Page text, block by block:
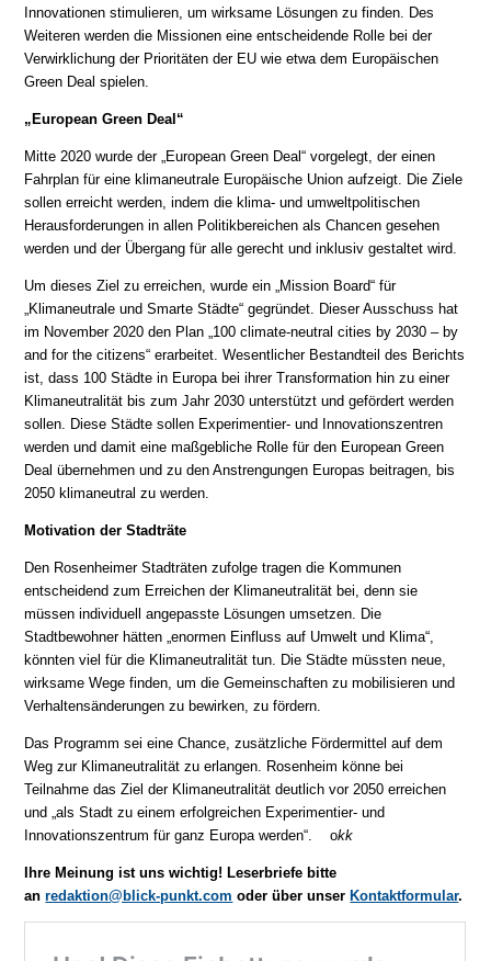
Innovationen stimulieren, um wirksame Lösungen zu finden. Des
Weiteren werden die Missionen eine entscheidende Rolle bei der
Verwirklichung der Prioritäten der EU wie etwa dem Europäischen
Green Deal spielen.
„European Green Deal“
Mitte 2020 wurde der „European Green Deal“ vorgelegt, der einen
Fahrplan für eine klimaneutrale Europäische Union aufzeigt. Die Ziele
sollen erreicht werden, indem die klima- und umweltpolitischen
Herausforderungen in allen Politikbereichen als Chancen gesehen
werden und der Übergang für alle gerecht und inklusiv gestaltet wird.
Um dieses Ziel zu erreichen, wurde ein „Mission Board“ für
„Klimaneutrale und Smarte Städte“ gegründet. Dieser Ausschuss hat
im November 2020 den Plan „100 climate-neutral cities by 2030 – by
and for the citizens“ erarbeitet. Wesentlicher Bestandteil des Berichts
ist, dass 100 Städte in Europa bei ihrer Transformation hin zu einer
Klimaneutralität bis zum Jahr 2030 unterstützt und gefördert werden
sollen. Diese Städte sollen Experimentier- und Innovationszentren
werden und damit eine maßgebliche Rolle für den European Green
Deal übernehmen und zu den Anstrengungen Europas beitragen, bis
2050 klimaneutral zu werden.
Motivation der Stadträte
Den Rosenheimer Stadträten zufolge tragen die Kommunen
entscheidend zum Erreichen der Klimaneutralität bei, denn sie
müssen individuell angepasste Lösungen umsetzen. Die
Stadtbewohner hätten „enormen Einfluss auf Umwelt und Klima“,
könnten viel für die Klimaneutralität tun. Die Städte müssten neue,
wirksame Wege finden, um die Gemeinschaften zu mobilisieren und
Verhaltensänderungen zu bewirken, zu fördern.
Das Programm sei eine Chance, zusätzliche Fördermittel auf dem
Weg zur Klimaneutralität zu erlangen. Rosenheim könne bei
Teilnahme das Ziel der Klimaneutralität deutlich vor 2050 erreichen
und „als Stadt zu einem erfolgreichen Experimentier- und
Innovationszentrum für ganz Europa werden“. okk
Ihre Meinung ist uns wichtig! Leserbriefe bitte
anredaktion@blick-punkt.com oder über unser Kontaktformular.